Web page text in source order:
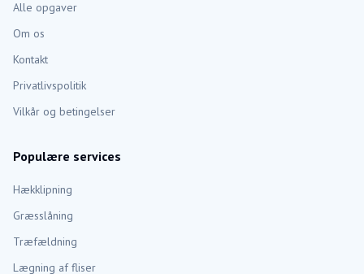
Alle opgaver
Om os
Kontakt
Privatlivspolitik
Vilkår og betingelser
Populære services
Hækklipning
Græsslåning
Træfældning
Lægning af fliser